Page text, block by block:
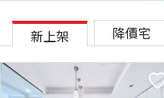
新上架 降價宅